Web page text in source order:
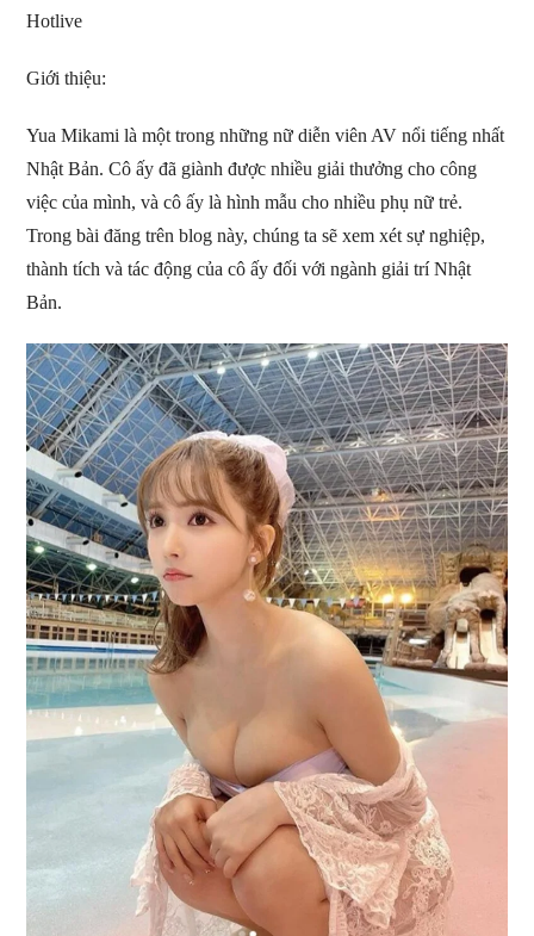
Hotlive
Giới thiệu:
Yua Mikami là một trong những nữ diễn viên AV nổi tiếng nhất
Nhật Bản. Cô ấy đã giành được nhiều giải thưởng cho công
việc của mình, và cô ấy là hình mẫu cho nhiều phụ nữ trẻ.
Trong bài đăng trên blog này, chúng ta sẽ xem xét sự nghiệp,
thành tích và tác động của cô ấy đối với ngành giải trí Nhật
Bản.